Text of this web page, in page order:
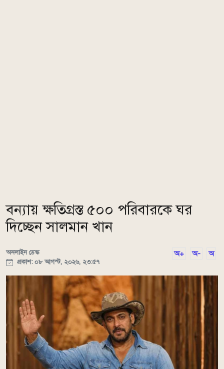
বন্যায় ক্ষতিগ্রস্ত ৫০০ পরিবারকে ঘর
দিচ্ছেন সালমান খান
অনলাইন ডেস্ক
প্রকাশ: ০৮ আগস্ট, ২০২৬, ২৩:৫৭
অ+ অ- অ